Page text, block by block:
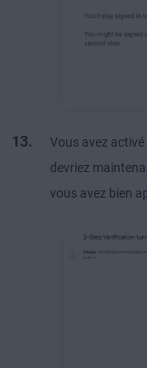
Vous avez
devriez
vous avez bien